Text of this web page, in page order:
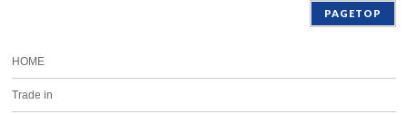
PAGETOP
HOME
Trade in